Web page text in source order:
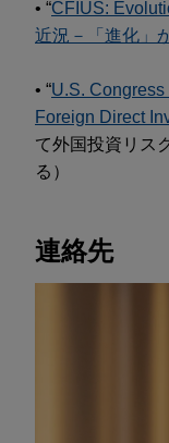
• “CFIUS:
近況－「進化」
• “U.S.
Foreign Direct
て外国投資リス
る）
連絡先